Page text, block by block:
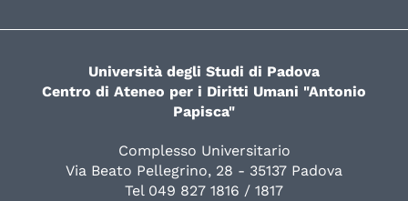
Università degli Studi di Padova
Centro di Ateneo per i Diritti Umani "Antonio
Papisca"
Complesso Universitario
Via Beato Pellegrino, 28 - 35137 Padova
Tel 049 827 1816 / 1817